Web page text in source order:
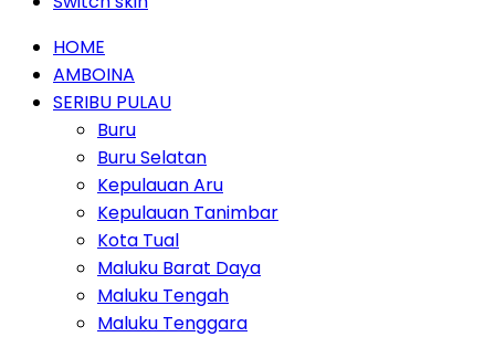
HOME
AMBOINA
SERIBU PULAU
Buru
Buru Selatan
Kepulauan Aru
Kepulauan Tanimbar
Kota Tual
Maluku Barat Daya
Maluku Tengah
Maluku Tenggara